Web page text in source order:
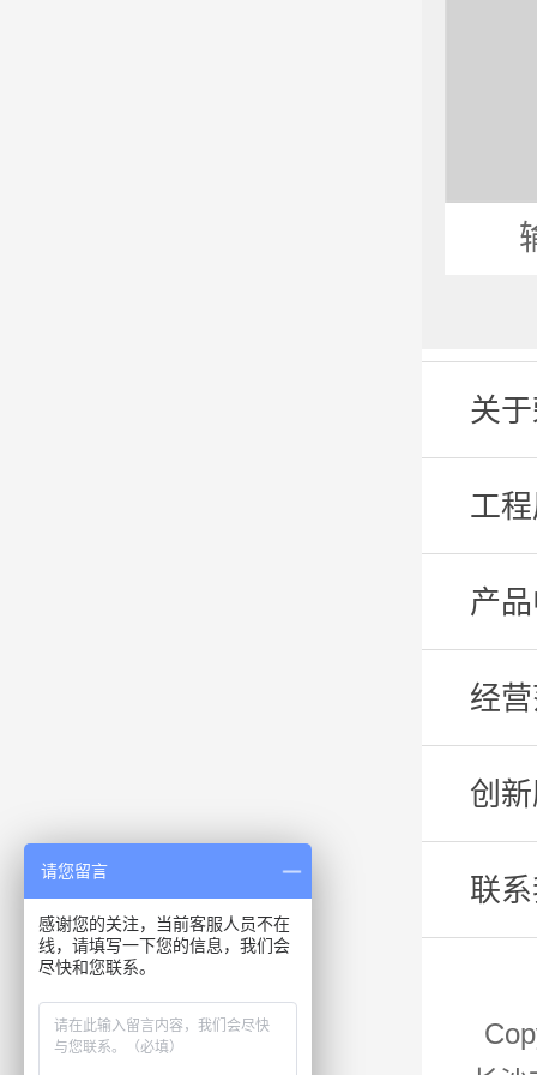
关
工
产
经
创
联
请您留言
感谢您的关注，当前客服人员不在
线，请填写一下您的信息，我们会
尽快和您联系。